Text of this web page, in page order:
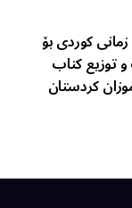
کوردی بۆ
توزيع کتاب
کردستان